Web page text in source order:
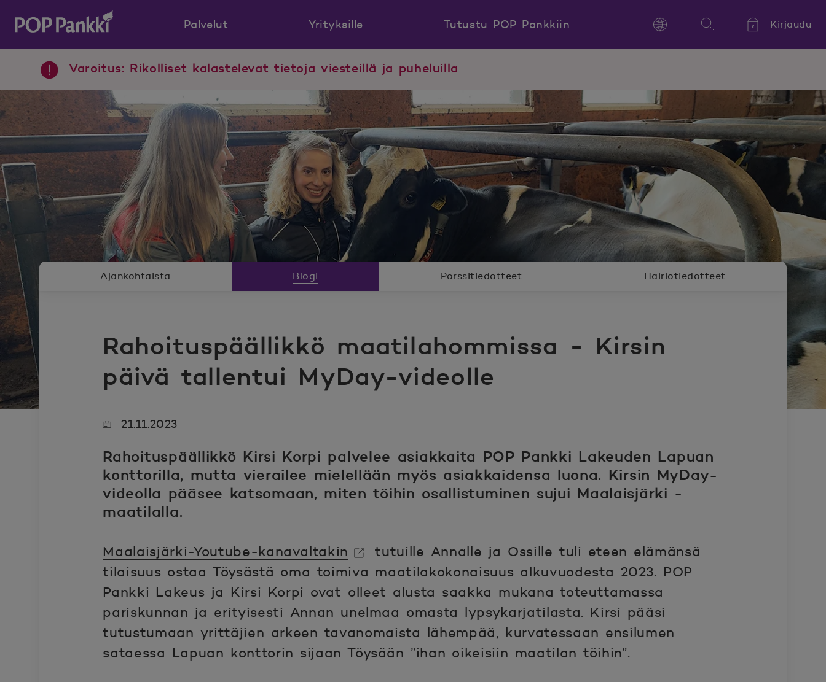
POP Pankki, etusivulle
Palvelut Yrityksille
Tutustu POP Pankkiin
Kieli,
Language
Language Hae
Kirjaudu
Varoitus: Rikolliset kalastelevat tietoja viesteillä ja puheluilla
Rahoituspäällikkö maatilahommissa - Kirsin
päivä tallentui MyDay-videolle
Ajankohtaista Blogi Pörssitiedotteet Häiriötiedotteet
21.11.2023
Rahoituspäällikkö Kirsi Korpi palvelee asiakkaita POP Pankki Lakeuden Lapuan
konttorilla, mutta vierailee mielellään myös asiakkaidensa luona. Kirsin MyDay-
videolla pääsee katsomaan, miten töihin osallistuminen sujui Maalaisjärki -
maatilalla.
Maalaisjärki-Youtube-kanavaltakin
Avautuu uuteen ikkunaan.
tutuille Annalle ja Ossille tuli eteen elämänsä
tilaisuus ostaa Töysästä oma toimiva maatilakokonaisuus alkuvuodesta 2023. POP
Pankki Lakeus ja Kirsi Korpi ovat olleet alusta saakka mukana toteuttamassa
pariskunnan ja erityisesti Annan unelmaa omasta lypsykarjatilasta. Kirsi pääsi
tutustumaan yrittäjien arkeen tavanomaista lähempää, kurvatessaan ensilumen
sataessa Lapuan konttorin sijaan Töysään ”ihan oikeisiin maatilan töihin”.